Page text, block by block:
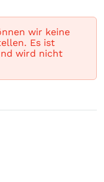
wir keine
Es ist
wird nicht